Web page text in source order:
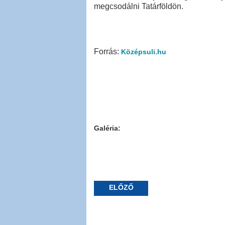
megcsodálni Tatárföldön.
Forrás: Középsuli.hu
Galéria:
ELŐZŐ